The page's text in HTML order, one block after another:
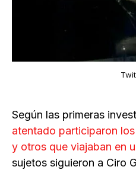
Según las primeras
atentado participaron
y otros que viajaban en
sujetos siguieron a Ciro